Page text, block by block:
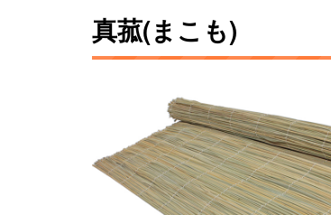
真菰(まこも)